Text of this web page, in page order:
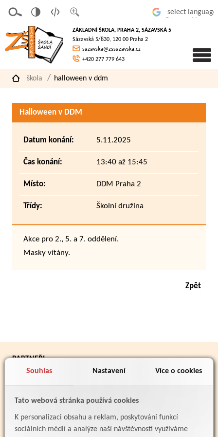
Souhlas Nastavení Více o cookies
Tato webová stránka používá cookies
K personalizaci obsahu a reklam, poskytování funkcí
sociálních médií a analýze naší návštěvnosti využíváme
písmo
á
verze
pro
slaboz
raké
ZÁKLADNÍ ŠKOLA, PRAHA 2, SÁZAVSKÁ 5
Sázavská 5/830, 120 00 Praha 2
sazavska@zssazavska.cz
+420 277 779 643
škola halloween v ddm
Halloween v DDM
Datum konání: 5.11.2025
Čas konání: 13:40 až 15:45
Místo: DDM Praha 2
Třídy: Školní družina
Akce pro 2., 5. a 7. oddělení.
Masky vítány.
Zpět
PARTNEŘI